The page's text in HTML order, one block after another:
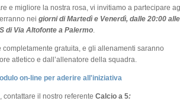
e migliore la nostra rosa, vi invitiamo a partecipare
nei giorni di Martedì e Venerdì, dalle 20:00 alle
di Via Altofonte a Palermo.
completamente gratuita, e gli allenamenti saranno
atletico e dall’allenatore della squadra.
on-line per aderire all'iniziativa
contattare il nostro referente Calcio a 5: